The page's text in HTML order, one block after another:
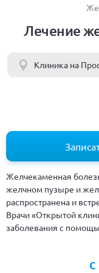
Лечение
Клиника на
Желчекаменная
желчном пузыре и
распространена и
Врачи «Открытой
заболевания с